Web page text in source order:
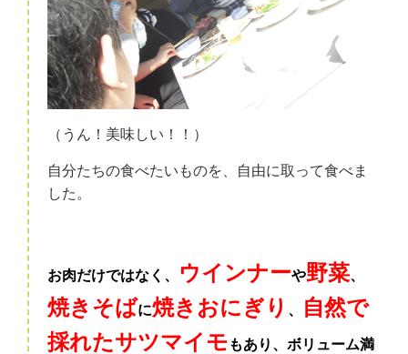
（うん！美味しい！！）
自分たちの食べたいものを、自由に取って食べま
した。
お肉だけではなく、 ウインナーや野菜、
焼きそばに焼きおにぎり 、 自然で
採れたサツマイモもあり、ボリューム満